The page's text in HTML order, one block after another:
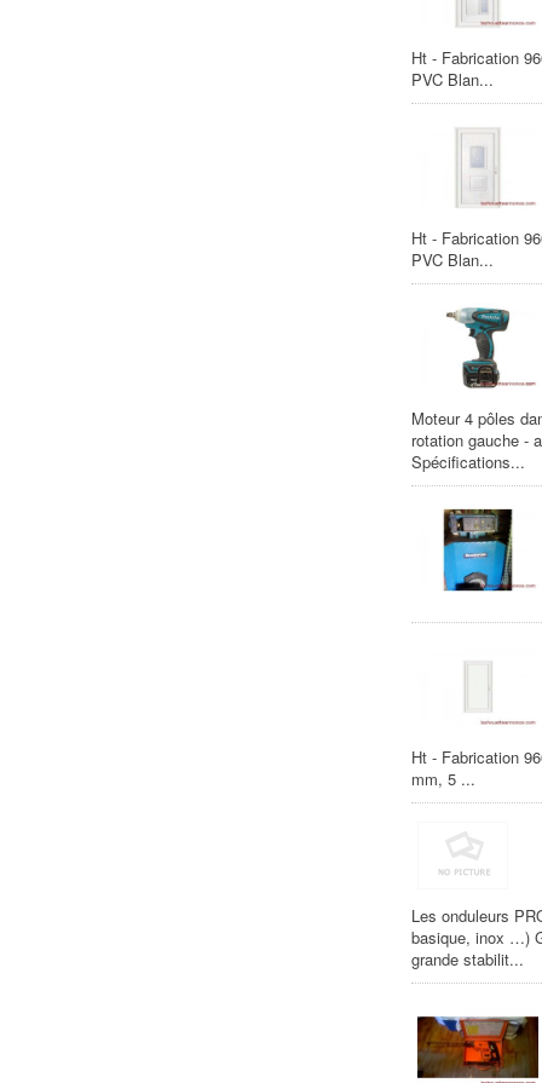
Ht - Fabrication
PVC Blan...
Ht - Fabrication
PVC Blan...
Moteur 4 pôles
rotation gauche -
Spécifications...
Ht - Fabrication
mm, 5 ...
Les onduleurs
basique, inox …)
grande stabilit...